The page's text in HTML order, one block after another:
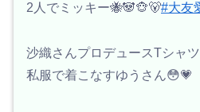
2人でミッキー🐝🐼🐵🐻#大友
沙織さんプロデュースTシャ
私服で着こなすゆうさん😳💗